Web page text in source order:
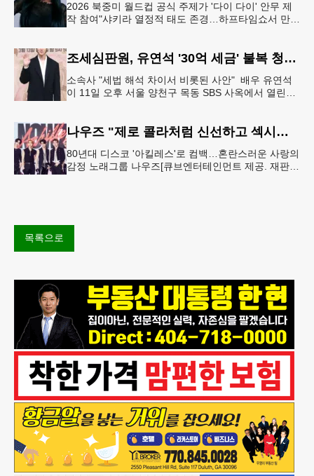
2026 북중미 월드컵 공식 주제가 '다이 다이' 안무 제
작 참여"샤키라 열정적 태도 존경…하프타임쇼서 만난
조세심판원, 유연석 '30억 세금' 불복 청구 기각
소속사 "세법 해석 차이서 비롯된 사안" 배우 유연석
이 11일 오후 서울 양천구 목동 SBS 사옥에서 열린
나우즈 "제로 콜라처럼 신선하고 섹시하게…이 갈고 준비"
80년대 디스코 '아킬레스'로 컴백…혼란스러운 사랑의
감정 노래그룹 나우즈[큐브엔터테인먼트 제공. 재판매
목록으로